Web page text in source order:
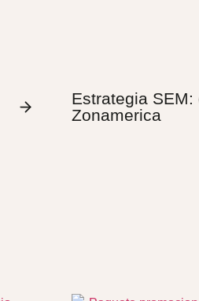
Estrategia
Zonamerica